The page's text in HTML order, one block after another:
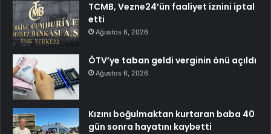
TCMB, Vezne24’ün faaliyet iznini iptal
etti
Ağustos 6, 2026
ÖTV’ye taban geldi verginin önü açıldı
Ağustos 6, 2026
Kızını boğulmaktan kurtaran baba 40
gün sonra hayatını kaybetti